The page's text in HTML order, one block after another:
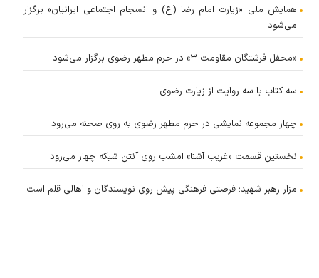
همایش ملی «زیارت امام رضا (ع) و انسجام اجتماعی ایرانیان» برگزار
می‌شود
«محفل فرشتگان مقاومت ۳» در حرم مطهر رضوی برگزار می‌شود
سه کتاب با سه روایت از زیارت رضوی
چهار مجموعه نمایشی در حرم مطهر رضوی به روی صحنه می‌رود
نخستین قسمت «غریب آشنا» امشب روی آنتن شبکه چهار می‌رود
مزار رهبر شهید؛ فرصتی فرهنگی پیش روی نویسندگان و اهالی قلم است